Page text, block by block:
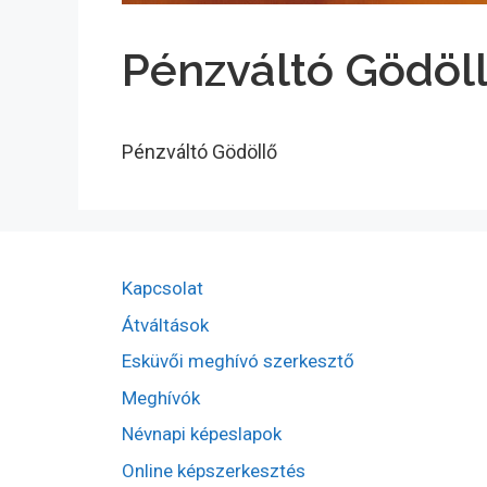
Pénzváltó
Pénzváltó Gödöllő
Kapcsolat
Átváltások
Esküvői meghívó szerkesztő
Meghívók
Névnapi képeslapok
Online képszerkesztés